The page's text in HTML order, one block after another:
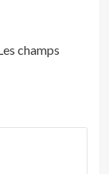
champs